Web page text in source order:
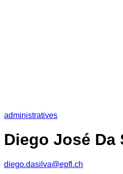
administratives
Diego José Da
diego.dasilva@epfl.ch